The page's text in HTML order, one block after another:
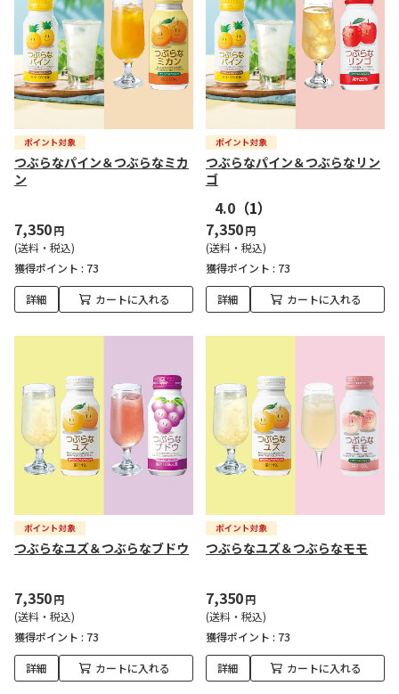
つぶらなパイン＆つぶらなミカ
ン
7,350円
(送料・税込)
獲得ポイント : 73
詳細 カートに入れる
つぶらなパイン＆つぶらなリン
ゴ
4.0 （1）
7,350円
(送料・税込)
獲得ポイント : 73
詳細 カートに入れる
つぶらなユズ＆つぶらなブドウ
7,350円
(送料・税込)
獲得ポイント : 73
詳細 カートに入れる
つぶらなユズ＆つぶらなモモ
7,350円
(送料・税込)
獲得ポイント : 73
詳細 カートに入れる